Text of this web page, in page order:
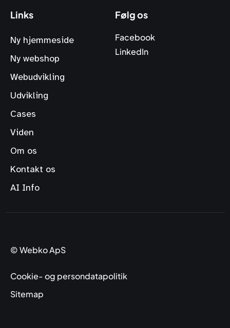
Links
Ny hjemmeside
Ny webshop
Webudvikling
Udvikling
Cases
Viden
Om os
Kontakt os
AI Info
Følg os
Facebook
LinkedIn
© Webko ApS
Cookie- og persondatapolitik
Sitemap